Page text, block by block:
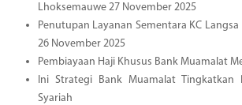
Lhoksemauwe 27 November 2025
Penutupan Layanan Sementara KC
26 November 2025
Pembiayaan Haji Khusus Bank Muamalat
Ini Strategi Bank Muamalat Tingkatkan
Syariah